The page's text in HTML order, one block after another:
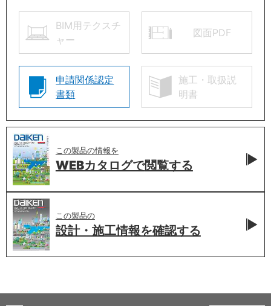
BIM用テクスチ
ャー
図面PDF
申請関係認定
書類
施工・取扱説
明書
この製品の情報を
WEBカタログで閲覧する
この製品の
設計・施工情報を確認する